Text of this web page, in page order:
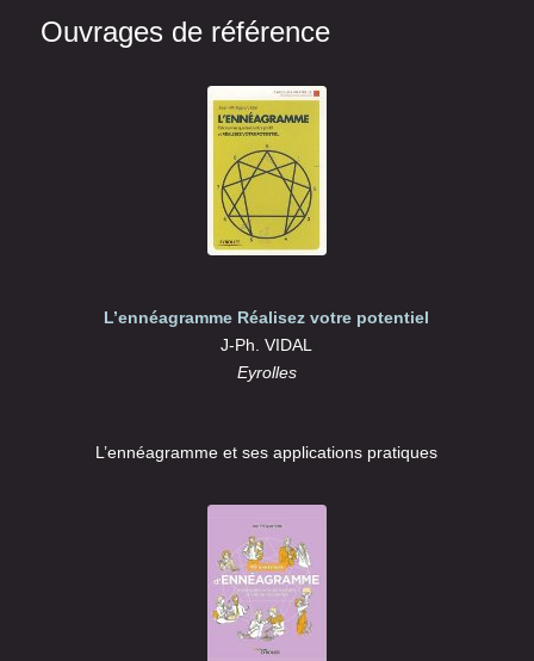
Ouvrages de référence
L’ennéagramme Réalisez votre potentiel
J-Ph. VIDAL
Eyrolles
L’ennéagramme et ses applications pratiques